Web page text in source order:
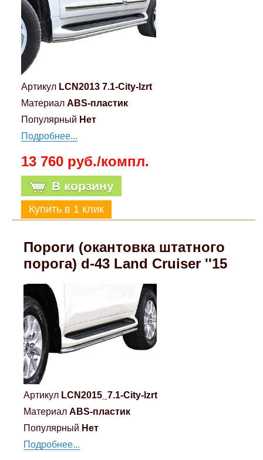
Артикул LCN2013 7.1-City-lzrt
Материал ABS-пластик
Популярный Нет
Подробнее...
13 760 руб./компл.
В корзину
Пороги (окантовка штатного
порога) d-43 Land Cruiser ''15
Артикул LCN2015_7.1-City-lzrt
Материал ABS-пластик
Популярный Нет
Подробнее...